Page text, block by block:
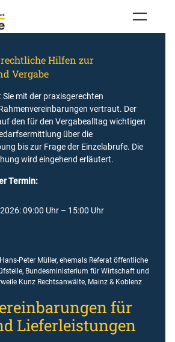
Hilfen zur
Vergabe
Sie mit der praxisgerechten
vertraut. Der
den für den Vergabealltag wichtigen
über die
bis zur Frage der Einzelabrufe. Die
wird eingehend erläutert.
Termin:
09:00 Uhr – 15:00 Uhr
Peter Müller, ehemals Referat öffentliche
Bundesministerium für Wirtschaft und
Kunz Rechtsanwälte, Mainz & Koblenz
für
Lieferleistungen